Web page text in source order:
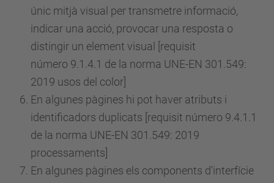
únic mitjà visual per transmetre informació,
indicar una acció, provocar una resposta o
distingir un element visual [requisit
número 9.1.4.1 de la norma UNE-EN 301.549:
2019 usos del color]
En algunes pàgines hi pot haver atributs i
identificadors duplicats [requisit número 9.4.1.1
de la norma UNE-EN 301.549: 2019
processaments]
En algunes pàgines els components d'interfície